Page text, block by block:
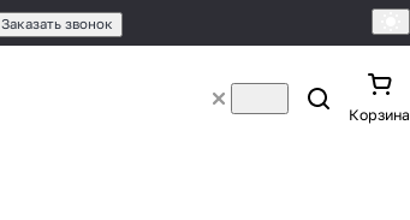
Заказать звонок
Корзина